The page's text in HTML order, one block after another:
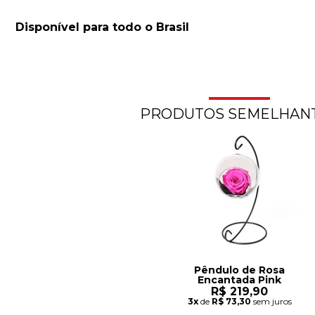
Disponível para todo o Brasil
PRODUTOS
Pêndulo de Rosa
Encantada Pink
R$ 219,90
3xde R$ 73,30 sem juros